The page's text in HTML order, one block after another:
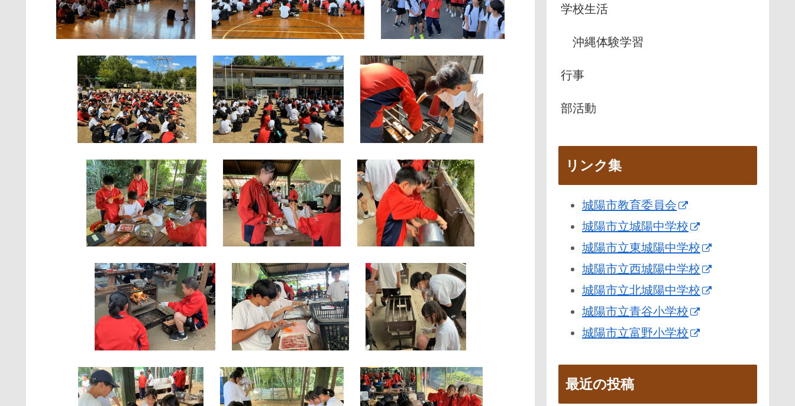
学校生活
沖縄体験学習
行事
部活動
リンク集
城陽市教育委員会
城陽市立城陽中学校
城陽市立東城陽中学校
城陽市立西城陽中学校
城陽市立北城陽中学校
城陽市立青谷小学校
城陽市立富野小学校
最近の投稿